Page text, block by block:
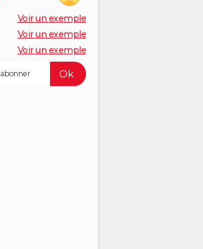
Voir un exemple
Voir un exemple
Voir un exemple